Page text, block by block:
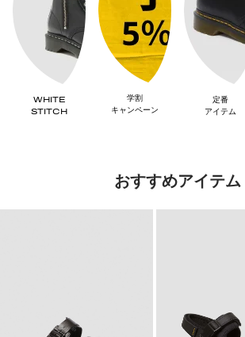
WHITE
STITCH
学割
キャンペーン
定番
アイテム
おすすめアイテム